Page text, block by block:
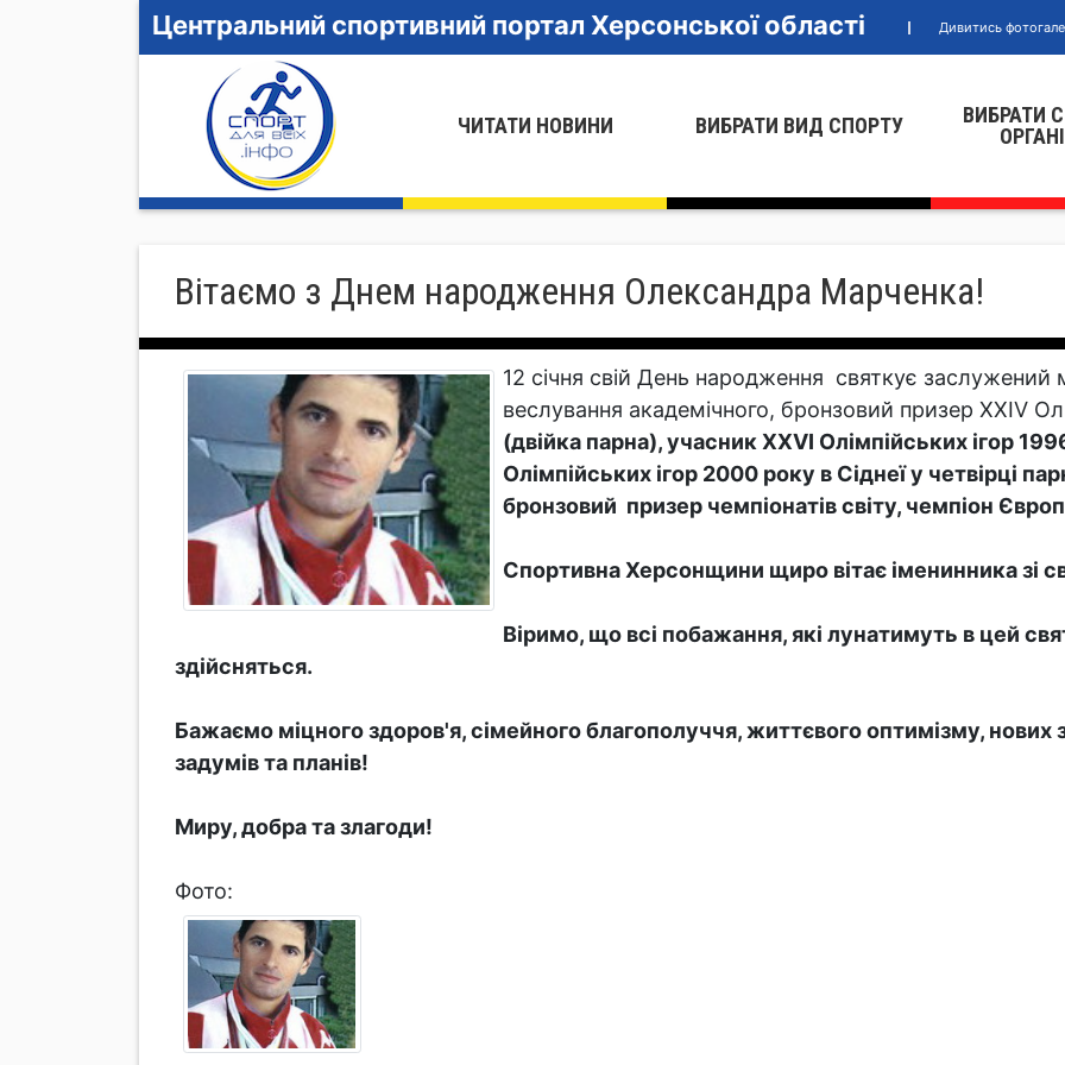
Центральний спортивний портал Херсонської області Дивитись
ЧИТАТИ НОВИНИ ВИБРАТИ ВИД СПОРТУ
ВИБРАТИ
Вітаємо з Днем народження Олександра Марченка!
12 січня свій День народження святкує заслужений
веслування академічного, бронзовий призер ХХIV
(двійка парна), учасник ХХVІ Олімпійських ігор
Олімпійських ігор 2000 року в Сіднеї у четвірці
бронзовий призер чемпіонатів світу, чемпіон
Спортивна Херсонщини щиро вітає іменинника зі
Віримо, що всі побажання, які лунатимуть в цей
здійсняться.
Бажаємо міцного здоров'я, сімейного благополуччя, життєвого оптимізму, нових
задумів та планів!
Миру, добра та злагоди!
Фото: